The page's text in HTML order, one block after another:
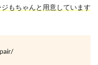
もちゃんと用意しています